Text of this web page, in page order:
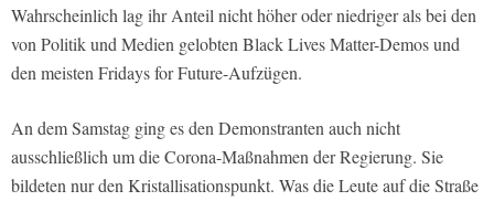
Wahrscheinlich lag ihr Anteil nicht höher oder niedriger als bei den
von Politik und Medien gelobten Black Lives Matter-Demos und
den meisten Fridays for Future-Aufzügen.
An dem Samstag ging es den Demonstranten auch nicht
ausschließlich um die Corona-Maßnahmen der Regierung. Sie
bildeten nur den Kristallisationspunkt. Was die Leute auf die Straße